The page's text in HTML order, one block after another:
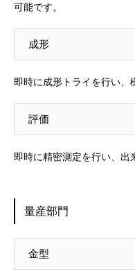
可能です。
成形
即時に成形トライを行い、
評価
即時に精密測定を行い、出
量産部門
金型